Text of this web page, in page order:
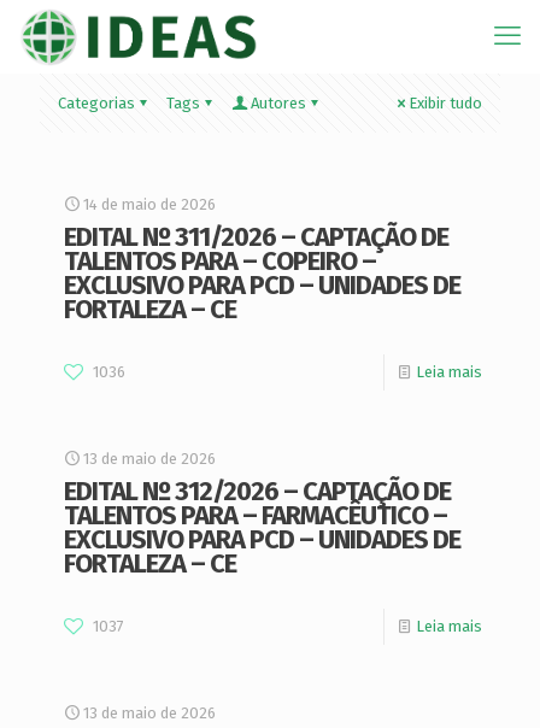
Categorias Tags Autores Exibir tudo
14 de maio de 2026
EDITAL Nº 311/2026 – CAPTAÇÃO DE
TALENTOS PARA – COPEIRO –
EXCLUSIVO PARA PCD – UNIDADES DE
FORTALEZA – CE
1036 Leia mais
13 de maio de 2026
EDITAL Nº 312/2026 – CAPTAÇÃO DE
TALENTOS PARA – FARMACÊUTICO –
EXCLUSIVO PARA PCD – UNIDADES DE
FORTALEZA – CE
1037 Leia mais
13 de maio de 2026